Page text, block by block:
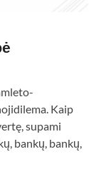
Kaip
supami
bankų, bankų,